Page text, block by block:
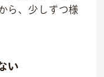
ら、少しずつ様
い